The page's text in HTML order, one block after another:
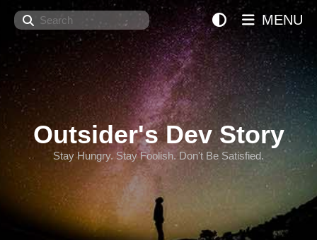
Search
Outsider's Dev Story
Stay Hungry. Stay Foolish. Don't Be Satisfied.
MENU